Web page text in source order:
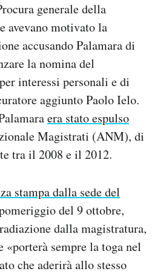
generale della
avevano motivato la
accusando Palamara di
la nomina del
interessi personali e di
aggiunto Paolo Ielo.
era stato espulso
Magistrati (ANM), di
tra il 2008 e il 2012.
stampa dalla sede del
del 9 ottobre,
dalla magistratura,
«porterà sempre la toga nel
che aderirà allo stesso